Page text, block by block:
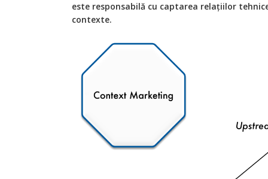
este responsabilă cu captarea relațiilor
contexte.